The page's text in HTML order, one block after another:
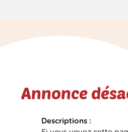
Annonce
Descriptions :